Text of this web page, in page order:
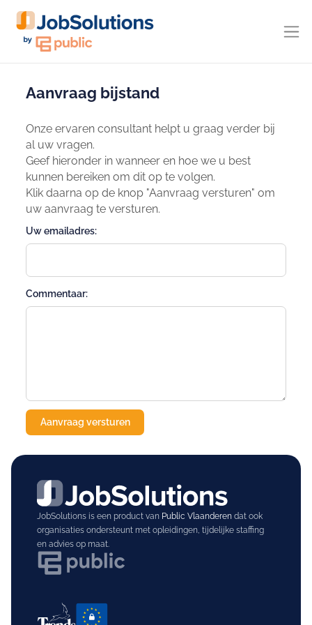
Aanvraag bijstand
Onze ervaren consultant helpt u graag verder bij
al uw vragen.
Geef hieronder in wanneer en hoe we u best
kunnen bereiken om dit op te volgen.
Klik daarna op de knop "Aanvraag versturen" om
uw aanvraag te versturen.
Uw emailadres:
Commentaar:
JobSolutions is een product van Public Vlaanderendat ook
organisaties ondersteunt met opleidingen, tijdelijke staffing
en advies op maat.